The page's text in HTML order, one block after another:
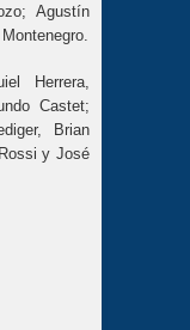
Agustín
Herrera,
Castet;
Brian
y José